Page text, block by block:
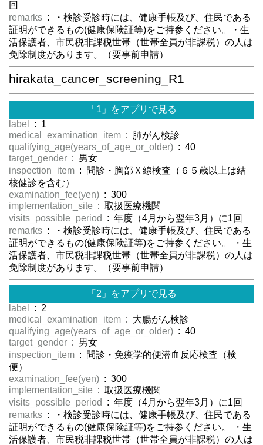
回
remarks : ・検診受診時には、健康手帳及び、住民である
証明ができるもの(健康保険証等)をご持参ください。・生
活保護者、市民税非課税世帯（世帯全員が非課税）の人は
免除制度があります。（要事前申請）
hirakata_cancer_screening_R1
「1」をアプリで見る
label
: 1
medical_examination_item : 肺がん検診
qualifying_age(years_of_age_or_older) : 40
target_gender : 男女
inspection_item : 問診・胸部Ｘ線検査（６５歳以上は結
核健診を含む）
examination_fee(yen) : 300
implementation_site : 取扱医療機関
visits_possible_period
: 年度（4月から翌年3月）に1回
remarks : ・検診受診時には、健康手帳及び、住民である
証明ができるもの(健康保険証等)をご持参ください。 ・生
活保護者、市民税非課税世帯（世帯全員が非課税）の人は
免除制度があります。（要事前申請）
「2」をアプリで見る
label
: 2
medical_examination_item : 大腸がん検診
qualifying_age(years_of_age_or_older) : 40
target_gender : 男女
inspection_item : 問診・免疫学的便潜血反応検査（検
便）
examination_fee(yen) : 300
implementation_site : 取扱医療機関
visits_possible_period
: 年度（4月から翌年3月）に1回
remarks : ・検診受診時には、健康手帳及び、住民である
証明ができるもの(健康保険証等)をご持参ください。 ・生
活保護者、市民税非課税世帯（世帯全員が非課税）の人は